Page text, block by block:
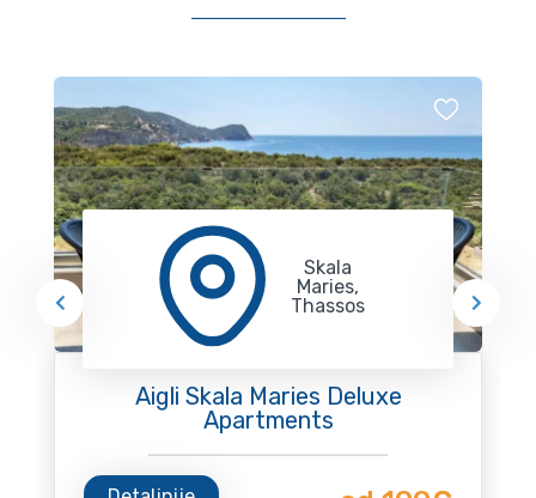
Skala
Maries,
Thassos
Aigli Skala Maries Deluxe
Apartments